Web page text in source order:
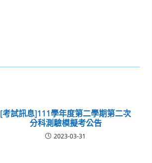
[考試訊息]111學年度第二學期第二次
分科測驗模擬考公告
2023-03-31